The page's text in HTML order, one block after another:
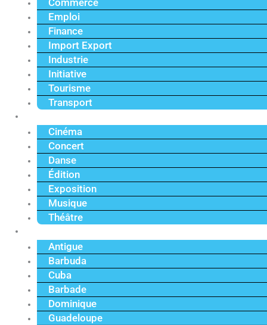
Commerce
Emploi
Finance
Import Export
Industrie
Initiative
Tourisme
Transport
Cinéma
Concert
Danse
Édition
Exposition
Musique
Théâtre
Antigue
Barbuda
Cuba
Barbade
Dominique
Guadeloupe